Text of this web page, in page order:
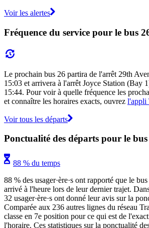
Voir les alertes
Fréquence du service pour le bus
Le prochain bus 26 partira de l'arrêt 29th
15:03 et arrivera à l'arrêt Joyce Station (Bay
15:44. Pour voir à quelle fréquence les
et connaître les horaires exacts, ouvrez l'appli
Voir tous les départs
Ponctualité des départs pour le
88 % du temps
88 % des usager·ère·s ont rapporté que le
arrivé à l'heure lors de leur dernier trajet.
32 usager·ère·s ont donné leur avis sur la
Comparée aux 236 autres lignes du réseau
classe en 7e position pour ce qui est de
l'horaire. Ces statistiques sur la ponctualité